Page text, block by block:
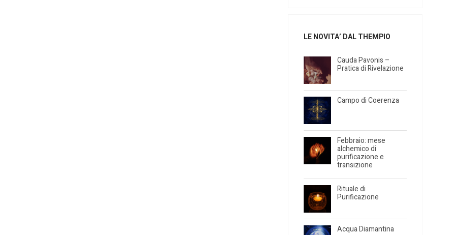
LE NOVITA’ DAL THEMPIO
Cauda Pavonis –
Pratica di Rivelazione
Campo di Coerenza
Febbraio: mese
alchemico di
purificazione e
transizione
Rituale di
Purificazione
Acqua Diamantina